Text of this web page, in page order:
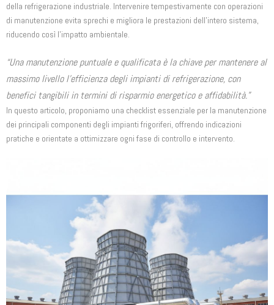
della refrigerazione industriale. Intervenire tempestivamente con operazioni
di manutenzione evita sprechi e migliora le prestazioni dell’intero sistema,
riducendo così l’impatto ambientale.
“Una manutenzione puntuale e qualificata è la chiave per mantenere al
massimo livello l’efficienza degli impianti di refrigerazione, con
benefici tangibili in termini di risparmio energetico e affidabilità.”
In questo articolo, proponiamo una checklist essenziale per la manutenzione
dei principali componenti degli impianti frigoriferi, offrendo indicazioni
pratiche e orientate a ottimizzare ogni fase di controllo e intervento.